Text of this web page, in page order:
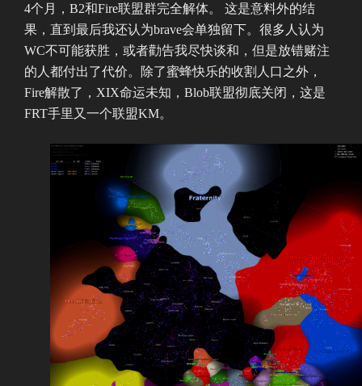
4个月，B2和Fire联盟群完全解体。 这是意料外的结
果，直到最后我还认为brave会单独留下。很多人认为
WC不可能获胜，或者勸告我尽快谈和，但是放错赌注
的人都付出了代价。除了蜜蜂快乐的收割人口之外，
Fire解散了，XIX命运未知，Blob联盟彻底关闭，这是
FRT手里又一个联盟KM。